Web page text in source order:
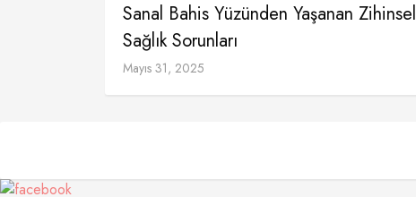
Sanal Bahis Yüzünden Yaşanan Zihinsel
Sağlık Sorunları
Mayıs 31, 2025